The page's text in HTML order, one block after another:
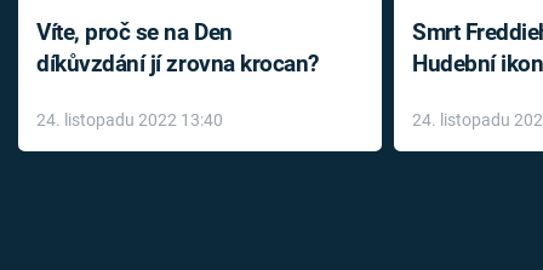
Víte, proč se na Den
díkůvzdání jí zrovna krocan?
24. listopadu 2022 13:40
Smrt
Hudební
léky
24. listopadu